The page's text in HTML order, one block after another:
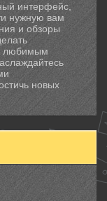
интерфейс,
нужную вам
и обзоры
любимым
новых